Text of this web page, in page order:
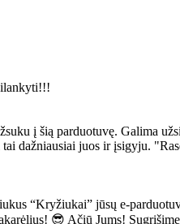
į šią parduotuvę. Galima
dažniausiai juos ir įsigyju.
“Kryžiukai” jūsų e-
😎 Ačiū Jums!